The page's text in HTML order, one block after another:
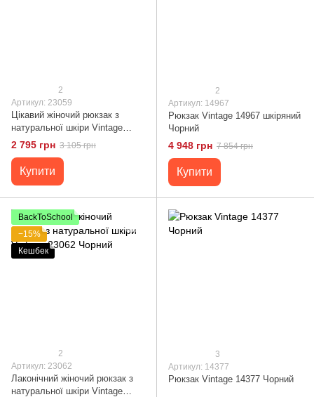
2
Артикул: 23059
Цікавий жіночий рюкзак з
натуральної шкіри Vintage
23059 Чорний
2 795 грн 3 105 грн
Купити
2
Артикул: 14967
Рюкзак Vintage 14967 шкіряний
Чорний
4 948 грн 7 854 грн
Купити
BackToSchool
−15%
Кешбек
2
Артикул: 23062
Лаконічний жіночий рюкзак з
натуральної шкіри Vintage
3
Артикул: 14377
Рюкзак Vintage 14377 Чорний